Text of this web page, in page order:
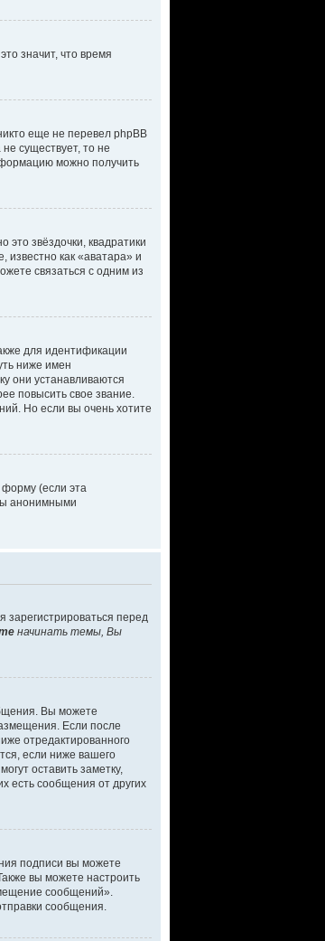
значит, что время
еще не перевел phpBB
существует, то не
можно получить
звёздочки, квадратики
как «аватара» и
связаться с одним из
для идентификации
ниже имен
они устанавливаются
повысить свое звание.
Но если вы очень хотите
форму (если эта
анонимными
перед
начинать темы, Вы
Вы можете
Если после
отредактированного
если ниже вашего
оставить заметку,
есть сообщения от других
подписи вы можете
вы можете настроить
сообщений».
сообщения.